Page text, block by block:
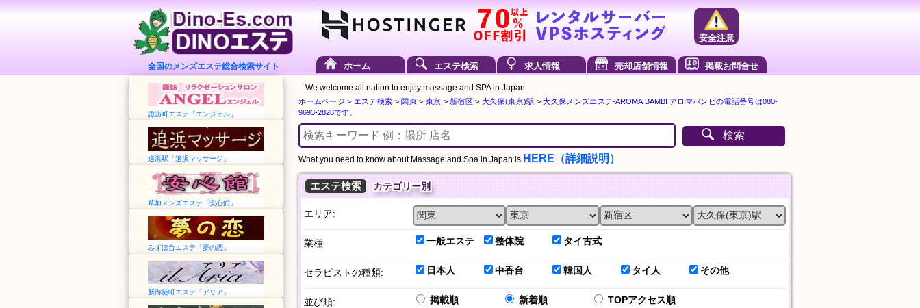
全国のメンズエステ総合検索サイト
安全注意
ホーム エステ検索 求人情報 売却店舗情報 掲載お問合せ
諏訪町エステ「エンジェル」
追浜駅「追浜マッサージ」
草加メンズエステ「安心館」
みずほ台エステ「夢の恋」
新御徒町エステ「アリア」
We welcome all nation to enjoy massage and SPA in Japan
ホームページ > エステ検索 >関東> 東京 > 新宿区 > 大久保(東京)駅 >大久保メンズエステ-AROMA BAMBI アロマバンビの電話番号は080-
9693-2828です。
検索
What you need to know about Massage and Spa in Japan is HERE（詳細説明）
エステ検索 カテゴリー別
エリア:
業種: 一般エステ 整体院 タイ古式
セラピストの種類: 日本人 中香台 韓国人 タイ人 その他
並び順: 掲載順 新着順 TOPアクセス順